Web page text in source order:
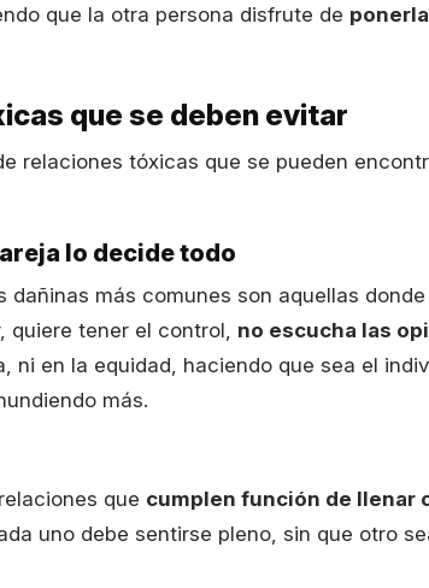
que la otra persona disfrute de
que se deben evitar
relaciones tóxicas que se pueden
lo decide todo
dañinas más comunes son aquellas
quiere tener el control, no escucha las
ni en la equidad, haciendo que sea el
más.
que cumplen función de llenar
uno debe sentirse pleno, sin que otro